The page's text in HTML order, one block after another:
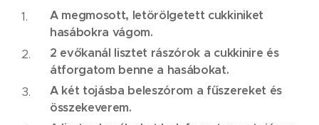
A megmosott, letörölgetett cukkiniket
hasábokra vágom.
2 evőkanál lisztet rászórok a cukkinire és
átforgatom benne a hasábokat.
A két tojásba beleszórom a fűszereket és
összekeverem.